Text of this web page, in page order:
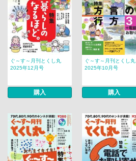
ぐ～す～月刊とくし丸
2025年12月号
購入
ぐ～す～月刊とくし丸
2025年10月号
購入